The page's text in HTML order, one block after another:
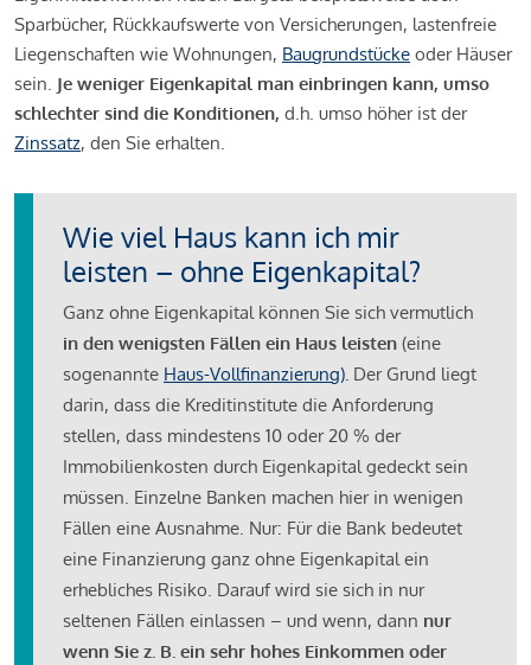
Sparbücher, Rückkaufswerte von Versicherungen, lastenfreie
Liegenschaften wie Wohnungen, Baugrundstücke oder Häuser
sein. Je weniger Eigenkapital man einbringen kann, umso
schlechter sind die Konditionen, d.h. umso höher ist der
Zinssatz, den Sie erhalten.
Wie viel Haus kann ich mir
leisten – ohne Eigenkapital?
Ganz ohne Eigenkapital können Sie sich vermutlich
in den wenigsten Fällen ein Haus leisten (eine
sogenannte Haus-Vollfinanzierung). Der Grund liegt
darin, dass die Kreditinstitute die Anforderung
stellen, dass mindestens 10 oder 20 % der
Immobilienkosten durch Eigenkapital gedeckt sein
müssen. Einzelne Banken machen hier in wenigen
Fällen eine Ausnahme. Nur: Für die Bank bedeutet
eine Finanzierung ganz ohne Eigenkapital ein
erhebliches Risiko. Darauf wird sie sich in nur
seltenen Fällen einlassen – und wenn, dann nur
wenn Sie z. B. ein sehr hohes Einkommen oder